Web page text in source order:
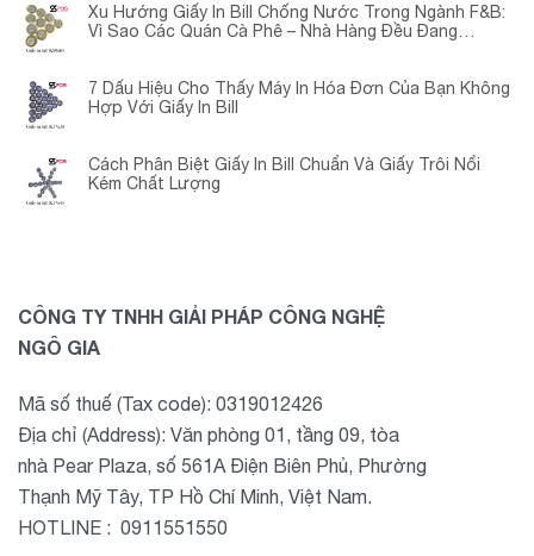
Xu Hướng Giấy In Bill Chống Nước Trong Ngành F&B:
Vì Sao Các Quán Cà Phê – Nhà Hàng Đều Đang
7 Dấu Hiệu Cho Thấy Máy In Hóa Đơn Của Bạn Không
Hợp Với Giấy In Bill
Cách Phân Biệt Giấy In Bill Chuẩn Và Giấy Trôi Nổi
Kém Chất Lượng
CÔNG TY TNHH GIẢI PHÁP CÔNG NGHỆ
NGÔ GIA
Mã số thuế (Tax code): 0319012426
Địa chỉ (Address): Văn phòng 01, tầng 09, tòa
nhà Pear Plaza, số 561A Điện Biên Phủ, Phường
Thạnh Mỹ Tây, TP Hồ Chí Minh, Việt Nam.
HOTLINE : 0911551550